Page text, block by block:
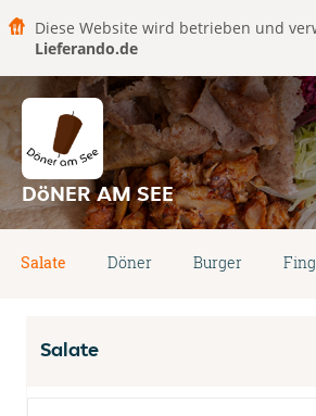
Diese Website wird betrieben und
Lieferando.de
DöNER AM SEE
Salate Döner Burger
Salate